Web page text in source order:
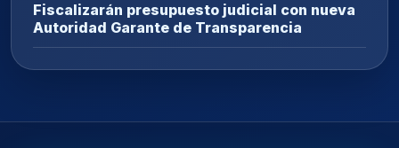
Fiscalizarán presupuesto judicial con nueva
Autoridad Garante de Transparencia